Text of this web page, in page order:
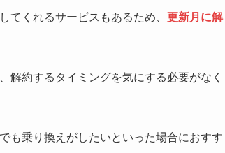
てくれるサービスもあるため、 更新月に解
解約するタイミングを気にする必要がなく
も乗り換えがしたいといった場合におすす